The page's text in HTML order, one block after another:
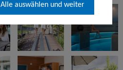
Alle auswählen und weiter